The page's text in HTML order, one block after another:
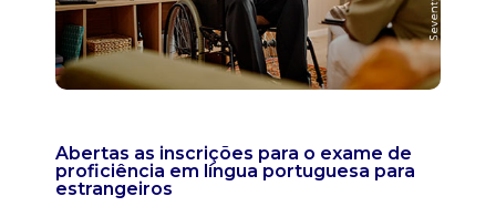
Abertas as inscrições para o exame de
proficiência em língua portuguesa para
estrangeiros